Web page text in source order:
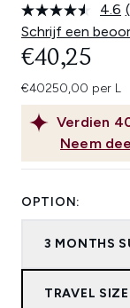
4.6
Schrijf een
Verdien
Neem
€40,25
€40250,00 per L
OPTION:
3 MONTHS
TRAVEL SIZE